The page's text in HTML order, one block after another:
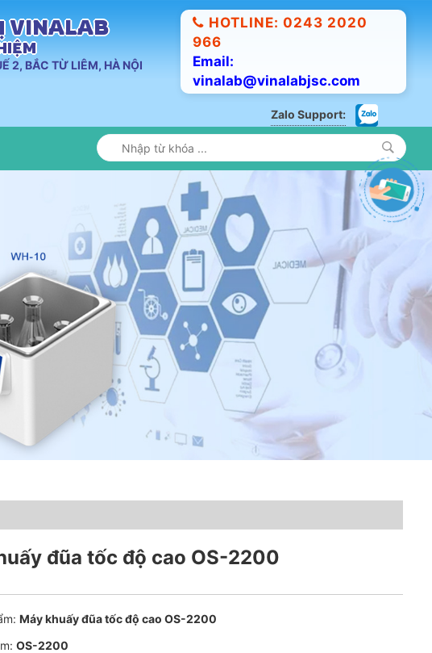
VINALAB
2, BẮC TỪ LIÊM, HÀ NỘI
HOTLINE: 0243 2020
966
Email:
vinalab@vinalabjsc.com
Zalo Support:
đũa tốc độ cao OS-2200
Máy khuấy đũa tốc độ cao OS-2200
OS-2200